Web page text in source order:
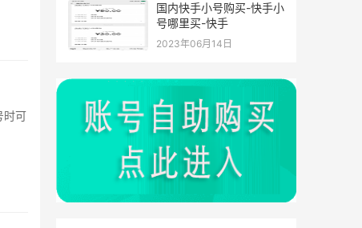
国内快手小号购买-快手小
号哪里买-快手
2023年06月14日